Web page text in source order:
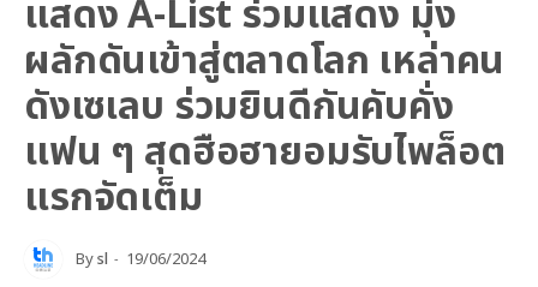
แสดง A-List ร่วมแสดง มุ่ง
ผลักดันเข้าสู่ตลาดโลก เหล่าคน
ดังเซเลบ ร่วมยินดีกันคับคั่ง
แฟน ๆ สุดฮือฮายอมรับไพล็อต
แรกจัดเต็ม
Bysl 19/06/2024